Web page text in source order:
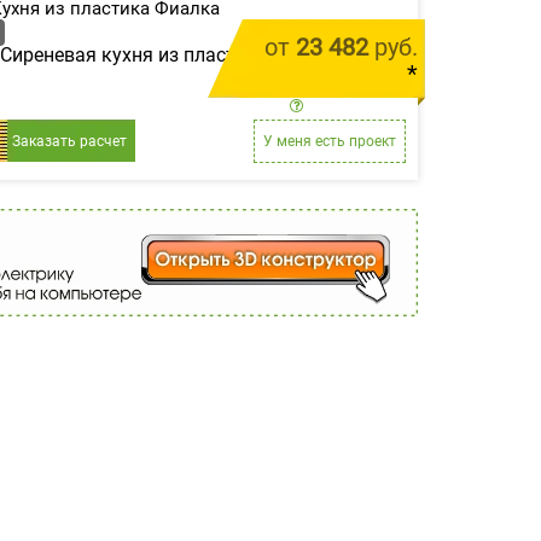
от 23 482руб.
*
Сиреневая кухня из пластика «Фиалка»
Заказать расчет У меня есть проект